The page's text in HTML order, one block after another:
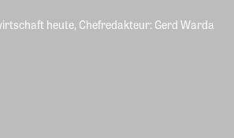
heute, Chefredakteur: Gerd Warda